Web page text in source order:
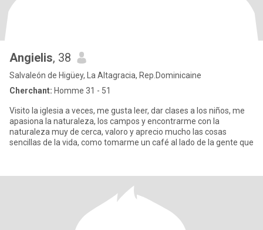
Angielis, 38
Salvaleón de Higüey, La Altagracia, Rep.Dominicaine
Cherchant: Homme 31 - 51
Visito la iglesia a veces, me gusta leer, dar clases a los niños, me
apasiona la naturaleza, los campos y encontrarme con la
naturaleza muy de cerca, valoro y aprecio mucho las cosas
sencillas de la vida, como tomarme un café al lado de la gente que